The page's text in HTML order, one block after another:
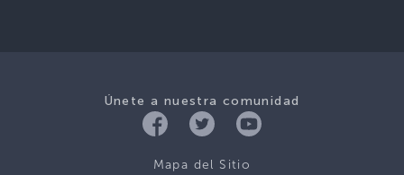
Únete a nuestra comunidad
Mapa del Sitio